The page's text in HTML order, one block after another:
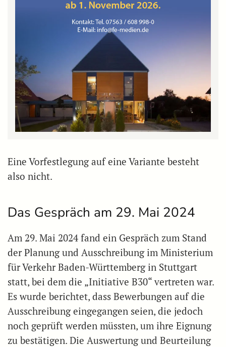
Eine Vorfestlegung auf eine Variante besteht
also nicht.
Das Gespräch am 29. Mai 2024
Am 29. Mai 2024 fand ein Gespräch zum Stand
der Planung und Ausschreibung im Ministerium
für Verkehr Baden-Württemberg in Stuttgart
statt, bei dem die „Initiative B30“ vertreten war.
Es wurde berichtet, dass Bewerbungen auf die
Ausschreibung eingegangen seien, die jedoch
noch geprüft werden müssten, um ihre Eignung
zu bestätigen. Die Auswertung und Beurteilung